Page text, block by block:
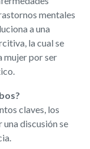
mentales
a una
la cual se
mujer por ser
claves, los
discusión se